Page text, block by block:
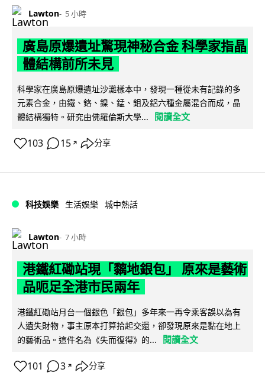
Lawton 5 小時
廣島原爆遺址驚現神秘合金 科學家指晶
體結構前所未見
科學家在廣島原爆遺址沙灘樣本中，發現一種從未有記錄的多
元素合金，由鐵、鉻、鎳、錳、鉬及鋁六種金屬混合而成，晶
體結構獨特。研究由佛羅倫斯大學...
閱讀全文
103 15 ↗ 分享
科技娛樂 生活娛樂 城中熱話
Lawton 7 小時
港鐵紅磡站現「黐地銀包」 原來是藝術
品呃足全港市民兩年
港鐵紅磡站月台一個銀色「銀包」多年來一再令乘客誤以為有
人遺失財物，事主原本打算拾起交還，卻發現原來是黏在地上
的藝術品。這件名為《失而復得》的...
閱讀全文
101 3 ↗ 分享